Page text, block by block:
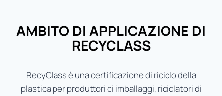
AMBITO DI APPLICAZIONE DI
RECYCLASS
RecyClass è una certificazione di riciclo della
plastica per produttori di imballaggi, riciclatori di